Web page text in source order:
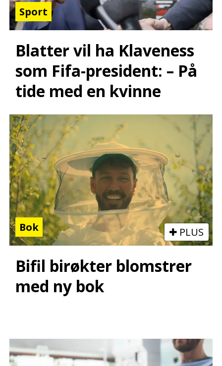
Sport
Blatter vil ha Klaveness
som Fifa-president: – På
tide med en kvinne
Bok PLUS
Bifil birøkter blomstrer
med ny bok